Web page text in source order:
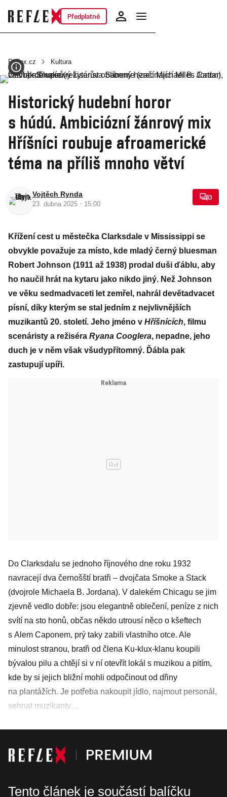
Předplatné
Reflex.cz Kultura
Historický hudební horor
s húdú. Ambiciózní žánrový mix
Hříšníci roubuje afroamerické
téma na příliš mnoho větví
Vojtěch Rynda
23. dubna 2025 · 15:00
0
Křížení cest u městečka Clarksdale v Mississippi se
obvykle považuje za místo, kde mladý černý bluesman
Robert Johnson (1911 až 1938) prodal duši ďáblu, aby
ho naučil hrát na kytaru jako nikdo jiný. Než Johnson
ve věku sedmadvaceti let zemřel, nahrál devětadvacet
písní, díky kterým se stal jedním z nejvlivnějších
muzikantů 20. století. Jeho jméno v Hříšnících, filmu
scenáristy a režiséra Ryana Cooglera, nepadne, jeho
duch je v něm však všudypřítomný. Ďábla pak
zastupují upíři.
Do Clarksdalu se jednoho říjnového dne roku 1932
navracejí dva černošští bratři – dvojčata Smoke a Stack
(dvojrole Michaela B. Jordana). V dalekém Chicagu se jim
zjevně vedlo dobře: jsou elegantně oblečení, peníze z nich
svítí na sto honů, občas někdo utrousí něco o kšeftech
s Alem Caponem, prý taky zabili vlastního otce. Ale
minulost stranou, bratři od člena Ku-klux-klanu koupili
bývalou pilu a chtějí si v ní otevřít lokál s muzikou a pitím,
kde by si jejich bližní mohli odpočinout od dřiny
na plantážích. Je potřeba nakoupit jídlo, najmout personál,
sehnat muzikanty…
Tento článek je součástí balíčku